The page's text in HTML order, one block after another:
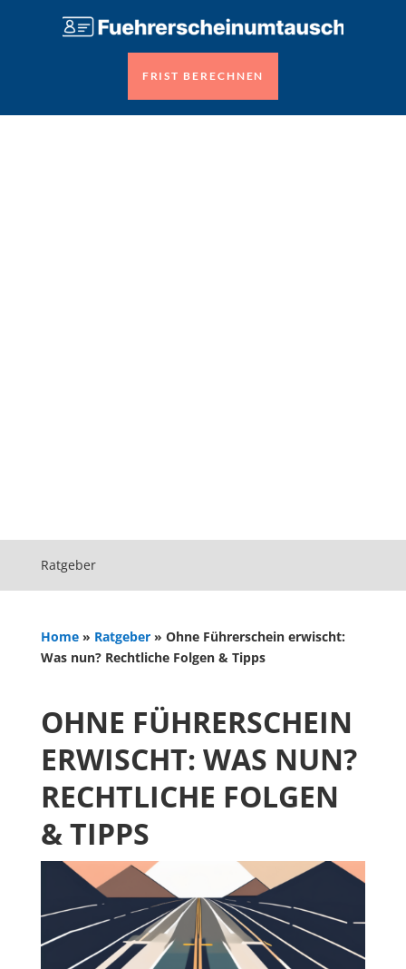
FRIST BERECHNEN
Ratgeber
Home» Ratgeber» Ohne Führerschein erwischt:
Was nun? Rechtliche Folgen & Tipps
OHNE FÜHRERSCHEIN
ERWISCHT: WAS NUN?
RECHTLICHE FOLGEN
& TIPPS